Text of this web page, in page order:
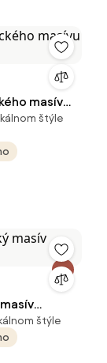
masívu
štýle
štýle